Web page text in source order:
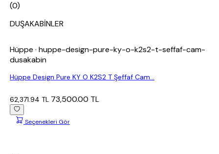
(0)
DUŞAKABİNLER
Hüppe · huppe-design-pure-ky-o-k2s2-t-seffaf-cam-
dusakabin
Hüppe Design Pure KY O K2S2 T Şeffaf Cam...
62,371.94 TL 73,500.00 TL
Seçenekleri Gör